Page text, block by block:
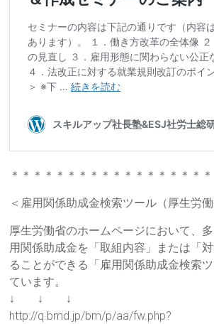
＊＊＊＊＊＊＊＊＊＊＊＊＊＊＊＊＊＊
＜雇用関係助成金検索ツール（厚生労
厚生労働省のホームページにおいて、
用関係助成金を「取組内容」または「
ることができる「雇用関係助成金検索
ています。
↓ ↓ ↓
http://q.bmd.jp/bm/p/aa/fw.php?